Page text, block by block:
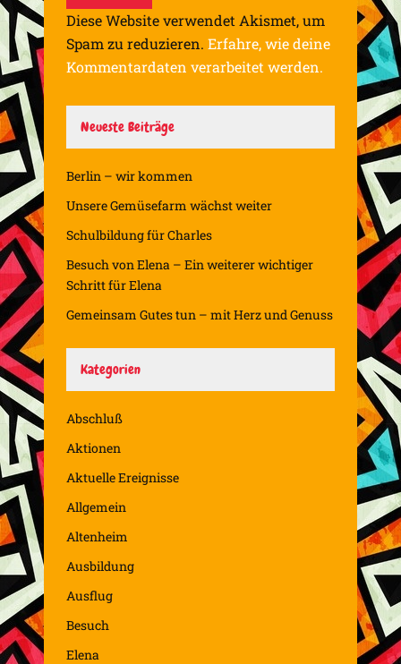
Diese Website verwendet Akismet, um
Spam zu reduzieren. Erfahre, wie deine
Kommentardaten verarbeitet werden.
Neueste Beiträge
Berlin – wir kommen
Unsere Gemüsefarm wächst weiter
Schulbildung für Charles
Besuch von Elena – Ein weiterer wichtiger
Schritt für Elena
Gemeinsam Gutes tun – mit Herz und Genuss
Kategorien
Abschluß
Aktionen
Aktuelle Ereignisse
Allgemein
Altenheim
Ausbildung
Ausflug
Besuch
Elena